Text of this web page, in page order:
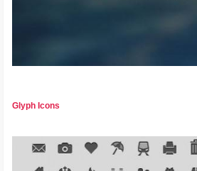
Glyph Icons